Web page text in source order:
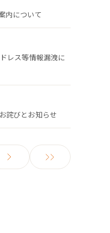
内について
レス等情報漏洩に
詫びとお知らせ